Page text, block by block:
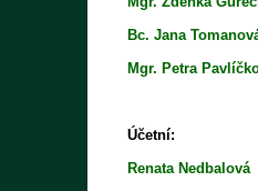
Bc. Jana
Mgr. Petra
Účetní:
Renata